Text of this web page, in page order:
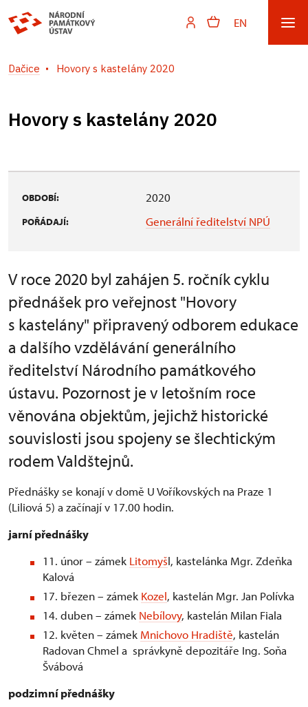
EN
Dačice Hovory s kastelány 2020
Hovory s kastelány 2020
OBDOBÍ: 2020
POŘÁDAJÍ: Generální ředitelství NPÚ
V roce 2020 byl zahájen 5. ročník cyklu
přednášek pro veřejnost "Hovory
s kastelány" připravený odborem edukace
a dalšího vzdělávání generálního
ředitelství Národního památkového
ústavu. Pozornost je v letošním roce
věnována objektům, jejichž historické
souvislosti jsou spojeny se šlechtickým
rodem Valdštejnů.
Přednášky se konají v domě U Voříkovských na Praze 1
(Liliová 5) a začínají v 17.00 hodin.
jarní přednášky
11. únor – zámek Litomyšl, kastelánka Mgr. Zdeňka
Kalová
17. březen – zámek Kozel, kastelán Mgr. Jan Polívka
14. duben – zámek Nebílovy, kastelán Milan Fiala
12. květen – zámek Mnichovo Hradiště, kastelán
Radovan Chmel a správkyně depozitáře Ing. Soňa
Švábová
podzimní přednášky